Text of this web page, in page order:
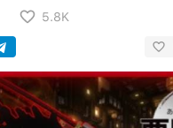
5.8K